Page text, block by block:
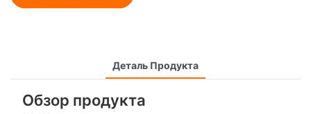
Деталь Продукта
Обзор продукта